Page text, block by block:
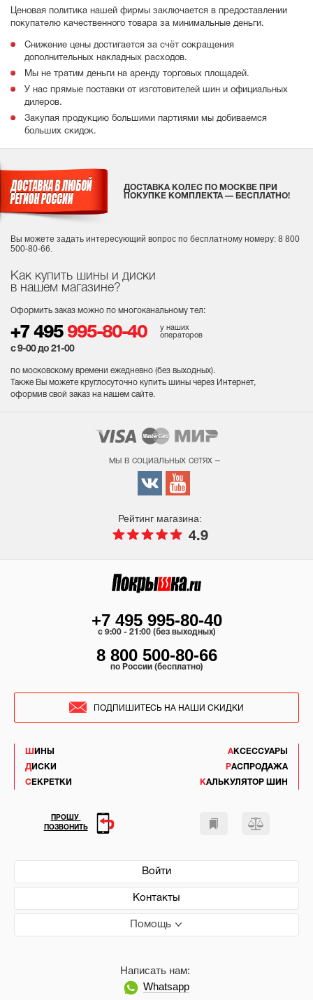
Ценовая политика нашей фирмы заключается в предоставлении
покупателю качественного товара за минимальные деньги.
Снижение цены достигается за счёт сокращения
дополнительных накладных расходов.
Мы не тратим деньги на аренду торговых площадей.
У нас прямые поставки от изготовителей шин и официальных
дилеров.
Закупая продукцию большими партиями мы добиваемся
больших скидок.
Как купить шины и диски
в нашем магазине?
Оформить заказ можно по многоканальному тел:
+7 495 995-80-40
у наших
операторов
с 9-00 до 21-00
по московскому времени ежедневно (без выходных).
Также Вы можете круглосуточно купить шины через Интернет,
оформив свой заказ на нашем сайте.
ДОСТАВКА КОЛЕС ПО МОСКВЕ ПРИ
ПОКУПКЕ КОМПЛЕКТА — БЕСПЛАТНО!
Вы можете задать интересующий вопрос по бесплатному номеру: 8 800
500-80-66.
мы в социальных сетях –
Рейтинг магазина:
4.9
ШИНЫ
ДИСКИ
СЕКРЕТКИ
АКСЕССУАРЫ
РАСПРОДАЖА
КАЛЬКУЛЯТОР ШИН
Войти
Контакты
Помощь
Написать нам:
Whatsapp
+7 495 995-80-40
c 9:00 - 21:00 (без выходных)
8 800 500-80-66
по России (бесплатно)
ПОДПИШИТЕСЬ НА НАШИ СКИДКИ
ПРОШУ
ПОЗВОНИТЬ